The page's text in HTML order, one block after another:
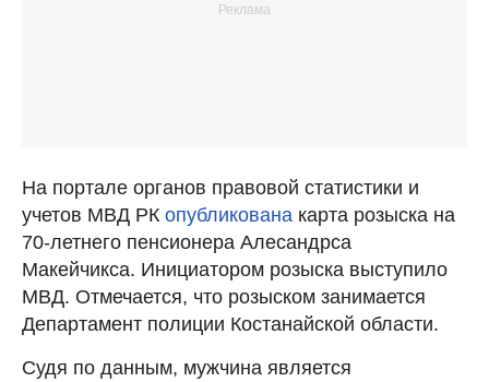
На портале органов правовой статистики и
учетов МВД РК опубликована карта розыска на
70-летнего пенсионера Алесандрса
Макейчикса. Инициатором розыска выступило
МВД. Отмечается, что розыском занимается
Департамент полиции Костанайской области.
Судя по данным, мужчина является